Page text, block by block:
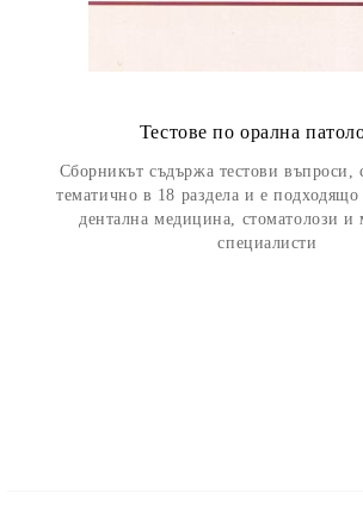
Тестове по орална
Сборникът съдържа тестови въпроси,
тематично в 18 раздела и е подходящо
дентална медицина, стоматолози и
специалисти